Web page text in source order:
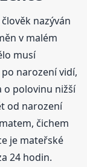
nazýván
v malém
musí
narození vidí,
o polovinu nižší
od narození
čichem
je mateřské
24 hodin.